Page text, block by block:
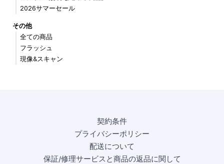
2026サマーセール
その他
全ての商品
フラッシュ
現像&スキャン
契約条件
プライバシーポリシー
配送について
保証/修理サービスと商品の返品に関して